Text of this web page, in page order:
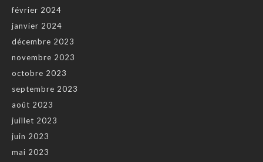
février 2024
janvier 2024
décembre 2023
novembre 2023
octobre 2023
septembre 2023
août 2023
juillet 2023
juin 2023
mai 2023